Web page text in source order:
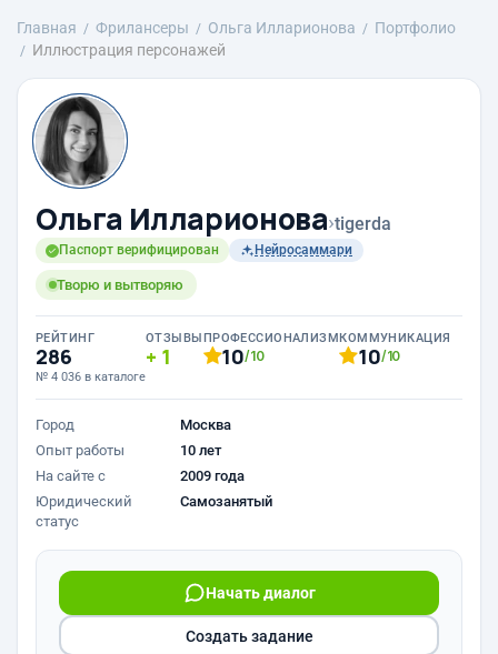
Главная Фрилансеры Ольга Илларионова
Портфолио
Иллюстрация персонажей
Ольга Илларионова›tigerda
Паспорт верифицирован Нейросаммари
Творю и вытворяю
РЕЙТИНГ
286
№ 4 036 в каталоге
ОТЗЫВЫ
1
ПРОФЕССИОНАЛИЗМ
10/10
КОММУНИКАЦИЯ
10/10
Город
Москва
Опыт работы
10 лет
На сайте с
2009 года
Юридический
статус
Самозанятый
Начать диалог
Создать задание